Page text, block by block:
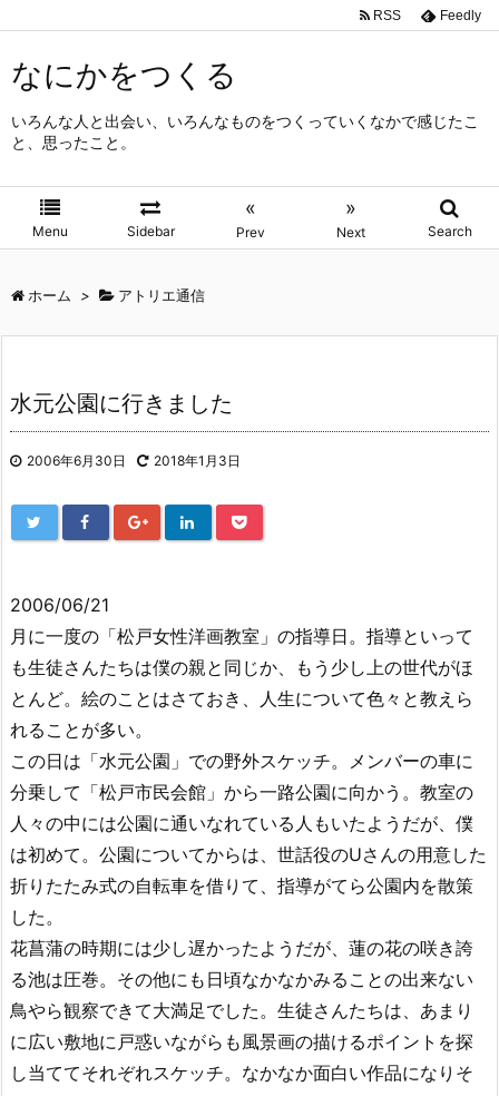
なにかをつくる
いろんな人と出会い、いろんなものをつくっていくなかで感じたこ
と、思ったこと。
Menu Sidebar
«
Prev
»
Next Search
RSS Feedly
ホーム > アトリエ通信
水元公園に行きました
2006年6月30日 2018年1月3日
2006/06/21
月に一度の「松戸女性洋画教室」の指導日。指導といって
も生徒さんたちは僕の親と同じか、もう少し上の世代がほ
とんど。絵のことはさておき、人生について色々と教えら
れることが多い。
この日は「水元公園」での野外スケッチ。メンバーの車に
分乗して「松戸市民会館」から一路公園に向かう。教室の
人々の中には公園に通いなれている人もいたようだが、僕
は初めて。公園についてからは、世話役のUさんの用意した
折りたたみ式の自転車を借りて、指導がてら公園内を散策
した。
花菖蒲の時期には少し遅かったようだが、蓮の花の咲き誇
る池は圧巻。その他にも日頃なかなかみることの出来ない
鳥やら観察できて大満足でした。生徒さんたちは、あまり
に広い敷地に戸惑いながらも風景画の描けるポイントを探
し当ててそれぞれスケッチ。なかなか面白い作品になりそ